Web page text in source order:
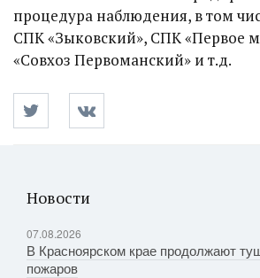
процедура наблюдения, в том
СПК «Зыковский», СПК «Первое
«Совхоз Первоманский» и т.д.
Новости
07.08.2026
В Красноярском крае продолжают
пожаров